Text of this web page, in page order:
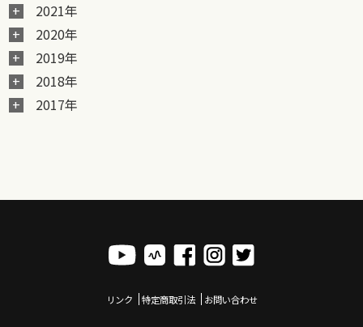
2021年
2020年
2019年
2018年
2017年
リンク 特定商取引法 お問い合わせ